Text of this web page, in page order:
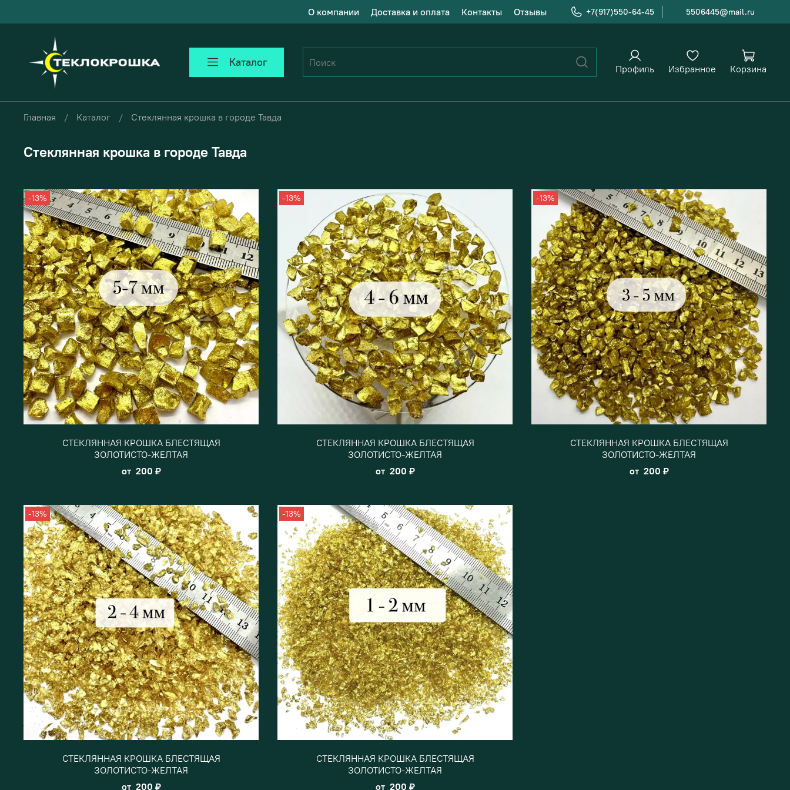
О компании Доставка и оплата Контакты Отзывы +7(917)550-64-45 5506445@mail.ru
Каталог Профиль Избранное Корзина
Главная Каталог Стеклянная крошка в городе Тавда
Стеклянная крошка в городе Тавда
-13%
СТЕКЛЯННАЯ КРОШКА БЛЕСТЯЩАЯ
ЗОЛОТИСТО-ЖЕЛТАЯ
от 200 ₽
-13%
СТЕКЛЯННАЯ КРОШКА БЛЕСТЯЩАЯ
ЗОЛОТИСТО-ЖЕЛТАЯ
от 200 ₽
-13%
СТЕКЛЯННАЯ КРОШКА БЛЕСТЯЩАЯ
ЗОЛОТИСТО-ЖЕЛТАЯ
от 200 ₽
-13%
СТЕКЛЯННАЯ КРОШКА БЛЕСТЯЩАЯ
ЗОЛОТИСТО-ЖЕЛТАЯ
от 200 ₽
-13%
СТЕКЛЯННАЯ КРОШКА БЛЕСТЯЩАЯ
ЗОЛОТИСТО-ЖЕЛТАЯ
от 200 ₽